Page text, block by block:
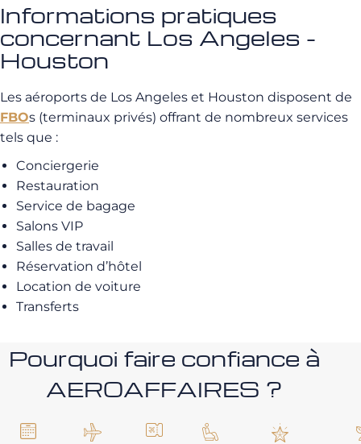
Informations pratiques
concernant Los Angeles -
Houston
Les aéroports de Los Angeles et Houston disposent de
FBOs (terminaux privés) offrant de nombreux services
tels que :
Conciergerie
Restauration
Service de bagage
Salons VIP
Salles de travail
Réservation d’hôtel
Location de voiture
Transferts
Pourquoi faire confiance à
AEROAFFAIRES ?